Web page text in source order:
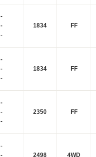
-
-
-
1834 FF
-
-
-
1834 FF
-
-
-
2350 FF
-
-
2498 4WD